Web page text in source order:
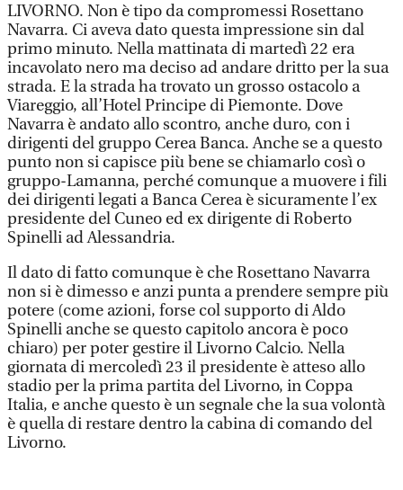
LIVORNO. Non è tipo da compromessi Rosettano
Navarra. Ci aveva dato questa impressione sin dal
primo minuto. Nella mattinata di martedì 22 era
incavolato nero ma deciso ad andare dritto per la sua
strada. E la strada ha trovato un grosso ostacolo a
Viareggio, all’Hotel Principe di Piemonte. Dove
Navarra è andato allo scontro, anche duro, con i
dirigenti del gruppo Cerea Banca. Anche se a questo
punto non si capisce più bene se chiamarlo così o
gruppo-Lamanna, perché comunque a muovere i fili
dei dirigenti legati a Banca Cerea è sicuramente l’ex
presidente del Cuneo ed ex dirigente di Roberto
Spinelli ad Alessandria.
Il dato di fatto comunque è che Rosettano Navarra
non si è dimesso e anzi punta a prendere sempre più
potere (come azioni, forse col supporto di Aldo
Spinelli anche se questo capitolo ancora è poco
chiaro) per poter gestire il Livorno Calcio. Nella
giornata di mercoledì 23 il presidente è atteso allo
stadio per la prima partita del Livorno, in Coppa
Italia, e anche questo è un segnale che la sua volontà
è quella di restare dentro la cabina di comando del
Livorno.